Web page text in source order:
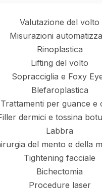
Valutazione del volto
Misurazioni
Rinoplastica
Lifting del volto
Sopracciglia e Foxy
Blefaroplastica
Trattamenti per guance e
dermici e tossina
Labbra
del mento e della
Tightening facciale
Bichectomia
Procedure laser